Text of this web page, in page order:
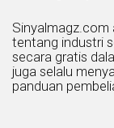
Sinyalmagz.com
tentang industri
secara gratis
juga selalu
panduan